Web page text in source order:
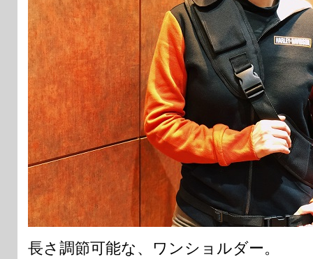
長さ調節可能な、ワンショルダー。